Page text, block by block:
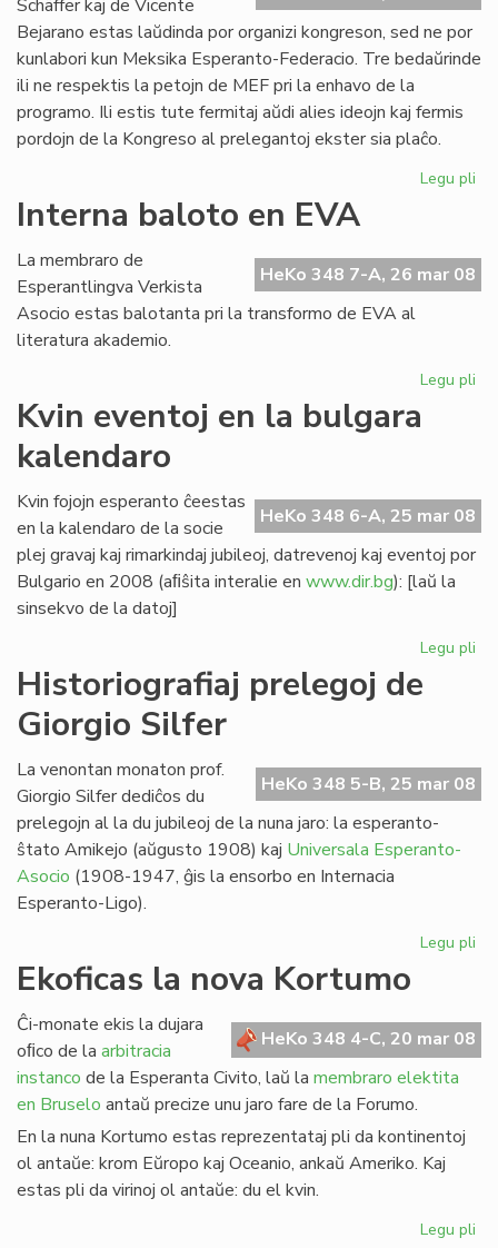
Schäffer kaj de Vicente
Bejarano estas laŭdinda por organizi kongreson, sed ne por
kunlabori kun Meksika Esperanto-Federacio. Tre bedaŭrinde
ili ne respektis la petojn de MEF pri la enhavo de la
programo. Ili estis tute fermitaj aŭdi alies ideojn kaj fermis
pordojn de la Kongreso al prelegantoj ekster sia plaĉo.
Legu pli
Interna baloto en EVA
HeKo 348 7-A, 26 mar 08
La membraro de
Esperantlingva Verkista
Asocio estas balotanta pri la transformo de EVA al
literatura akademio.
Legu pli
Kvin eventoj en la bulgara
kalendaro
HeKo 348 6-A, 25 mar 08
Kvin fojojn esperanto ĉeestas
en la kalendaro de la socie
plej gravaj kaj rimarkindaj jubileoj, datrevenoj kaj eventoj por
Bulgario en 2008 (aﬁŝita interalie en www.dir.bg): [laŭ la
sinsekvo de la datoj]
Legu pli
Historiografiaj prelegoj de
Giorgio Silfer
HeKo 348 5-B, 25 mar 08
La venontan monaton prof.
Giorgio Silfer dediĉos du
prelegojn al la du jubileoj de la nuna jaro: la esperanto-
ŝtato Amikejo (aŭgusto 1908) kaj Universala Esperanto-
Asocio (1908-1947, ĝis la ensorbo en Internacia
Esperanto-Ligo).
Legu pli
Ekoficas la nova Kortumo
HeKo 348 4-C, 20 mar 08
Ĉi-monate ekis la dujara
oﬁco de la arbitracia
instanco de la Esperanta Civito, laŭ la membraro elektita
en Bruselo antaŭ precize unu jaro fare de la Forumo.
En la nuna Kortumo estas reprezentataj pli da kontinentoj
ol antaŭe: krom Eŭropo kaj Oceanio, ankaŭ Ameriko. Kaj
estas pli da virinoj ol antaŭe: du el kvin.
Legu pli